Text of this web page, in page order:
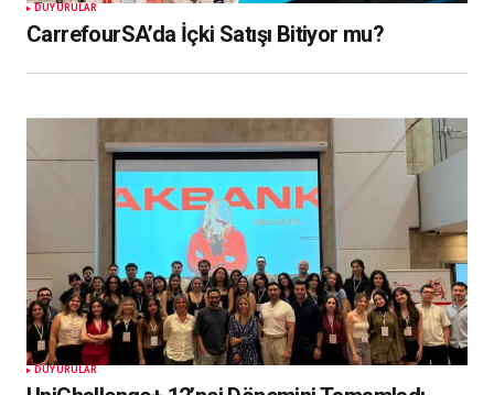
DUYURULAR
CarrefourSA’da İçki Satışı Bitiyor mu?
DUYURULAR